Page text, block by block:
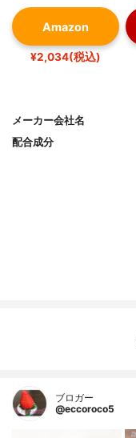
Amazon
¥2,034(税込)
メーカー会社名
配合成分
ブロガー
@eccoroco5